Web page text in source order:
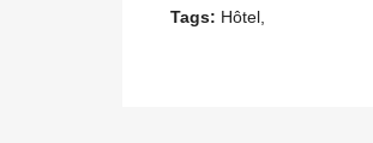
Tags: Hôtel,